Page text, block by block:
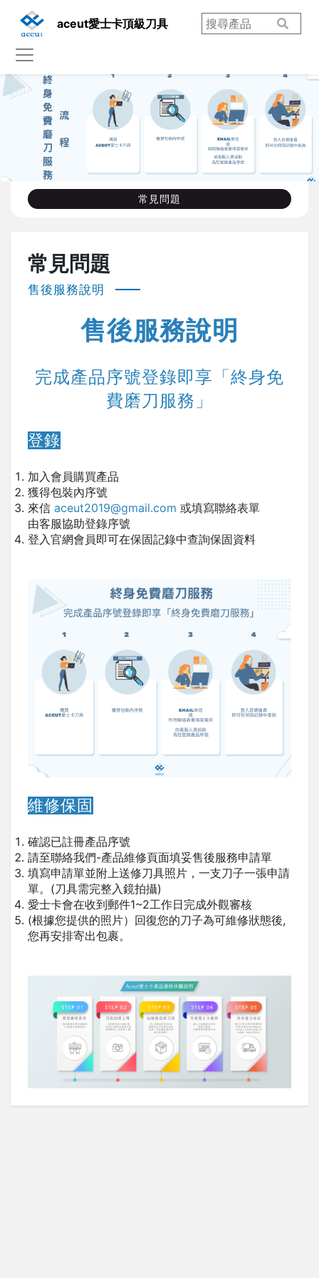
aceut愛士卡頂級刀具
常見問題
常見問題
售後服務說明
售後服務說明
完成產品序號登錄即享「終身免
費磨刀服務」
登錄
加入會員購買產品
獲得包裝內序號
來信 aceut2019@gmail.com 或填寫聯絡表單
由客服協助登錄序號
登入官網會員即可在保固記錄中查詢保固資料
維修保固
確認已註冊產品序號
請至聯絡我們-產品維修頁面填妥售後服務申請單
填寫申請單並附上送修刀具照片，一支刀子一張申請
單。(刀具需完整入鏡拍攝)
愛士卡會在收到郵件1~2工作日完成外觀審核
(根據您提供的照片）回復您的刀子為可維修狀態後,
您再安排寄出包裹。